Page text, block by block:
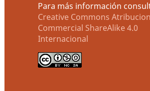
Para más información
Creative Commons
Commercial ShareAlike 4.0
Internacional